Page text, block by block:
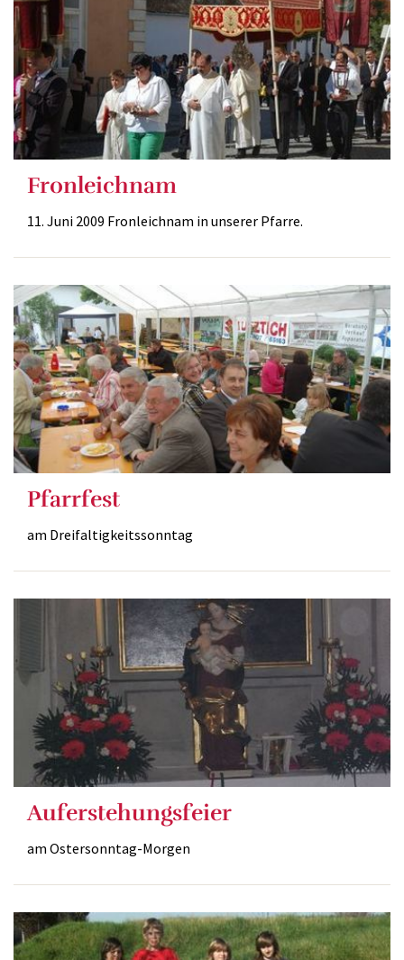
Fronleichnam
11. Juni 2009 Fronleichnam in unserer Pfarre.
Pfarrfest
am Dreifaltigkeitssonntag
Auferstehungsfeier
am Ostersonntag-Morgen